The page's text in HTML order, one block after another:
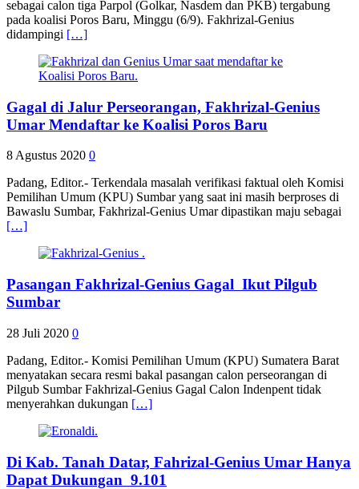
sebagai calon tiga Parpol (Golkar, Nasdem dan PKB) tergabung
pada koalisi Poros Baru, Minggu (6/9). Fakhrizal-Genius
didampingi […]
Gagal di Jalur Perseorangan, Fakhrizal-Genius
Umar Mendaftar ke Koalisi Poros Baru
8 Agustus 2020 0
Padang, Editor.- Terkendala masalah verifikasi faktual oleh Komisi
Pemilihan Umum (KPU) Sumbar yang saat ini masih berproses di
Bawaslu Sumbar, Fakhrizal-Genius Umar dipastikan maju sebagai
[…]
Pasangan Fakhrizal-Genius Gagal Ikut Pilgub
Sumbar
28 Juli 2020 0
Padang, Editor.- Komisi Pemilihan Umum (KPU) Sumatera Barat
menyatakan secara resmi bakal pasangan calon perseorangan di
Pilgub Sumbar Fakhrizal-Genius Gagal Calon Indenpent tidak
menyerahkan dukungan […]
Di Kab. Tanah Datar, Fahrizal-Genius Umar Hanya
Dapat Dukungan 9.101